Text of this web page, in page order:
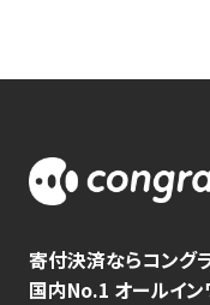
寄付決済ならコング
国内No.1 オールイ